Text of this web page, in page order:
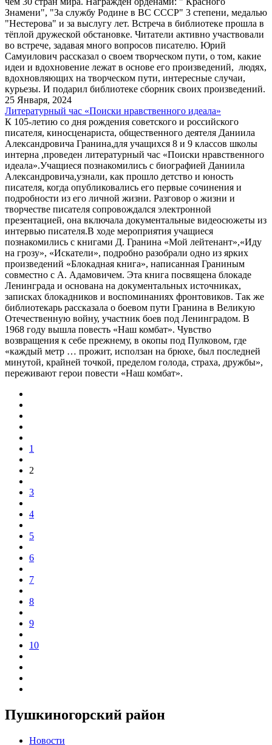
Знамени", "За службу Родине в ВС СССР" 3 степени, медалью
"Нестерова" и за выслугу лет. Встреча в библиотеке прошла в
тёплой дружеской обстановке. Читатели активно участвовали
во встрече, задавая много вопросов писателю. Юрий
Самуилович рассказал о своем творческом пути, о том, какие
идеи и вдохновение лежат в основе его произведений, людях,
вдохновляющих на творческом пути, интересные случаи,
курьезы. И подарил библиотеке сборник своих произведений.
25 Января, 2024
Литературный час «Поиски нравственного идеала»
К 105-летию со дня рождения советского и российского
писателя, киносценариста, общественного деятеля Даниила
Александровича Гранина,для учащихся 8 и 9 классов школы
интерна ,проведен литературный час «Поиски нравственного
идеала».Учащиеся познакомились с биографией Даниила
Александровича,узнали, как прошло детство и юность
писателя, когда опубликовались его первые сочинения и
подробности из его личной жизни. Разговор о жизни и
творчестве писателя сопровождался электронной
презентацией, она включала документальные видеосюжеты из
интервью писателя.В ходе мероприятия учащиеся
познакомились с книгами Д. Гранина «Мой лейтенант»,«Иду
на грозу», «Искатели», подробно разобрали одно из ярких
произведений «Блокадная книга», написанная Граниным
совместно с А. Адамовичем. Эта книга посвящена блокаде
Ленинграда и основана на документальных источниках,
записках блокадников и воспоминаниях фронтовиков. Так же
библиотекарь рассказала о боевом пути Гранина в Великую
Отечественную войну, участник боев под Ленинградом. В
1968 году вышла повесть «Наш комбат». Чувство
возвращения к себе прежнему, в окопы под Пулковом, где
«каждый метр … прожит, исползан на брюхе, был последней
минутой, крайней точкой, пределом голода, страха, дружбы»,
переживают герои повести «Наш комбат».
1
2
3
4
5
6
7
8
9
10
Пушкиногорский район
Новости